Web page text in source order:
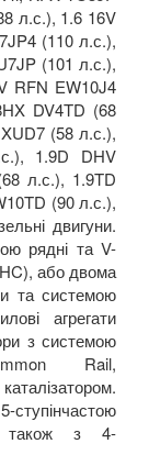
л.с.), 1.6 16V
(110 л.с.),
(101 л.с.),
RFN EW10J4
DV4TD (68
(58 л.с.),
1.9D DHV
л.с.), 1.9TD
(90 л.с.),
двигуни.
рядні та V-
або двома
та системою
агрегати
з системою
Rail,
також з 4-